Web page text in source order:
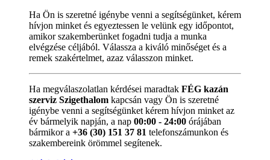
Ha Ön is szeretné igénybe venni a segítségünket, kérem
hívjon minket és egyeztessen le velünk egy időpontot,
amikor szakemberünket fogadni tudja a munka
elvégzése céljából. Válassza a kiváló minőséget és a
remek szakértelmet, azaz válasszon minket.
Ha megválaszolatlan kérdései maradtak FÉG kazán
szerviz Szigethalom kapcsán vagy Ön is szeretné
igénybe venni a segítségünket kérem hívjon minket az
év bármelyik napján, a nap 00:00 - 24:00 órájában
bármikor a +36 (30) 151 37 81 telefonszámunkon és
szakembereink örömmel segítenek.